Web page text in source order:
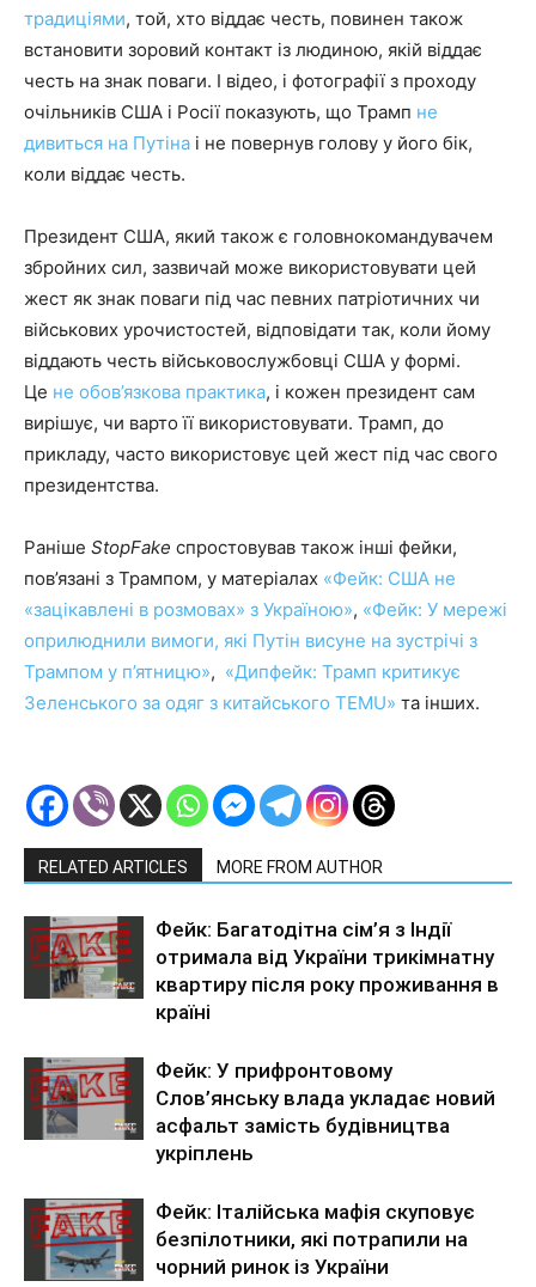
традиціями, той, хто віддає честь, повинен також
встановити зоровий контакт із людиною, якій віддає
честь на знак поваги. І відео, і фотографії з проходу
очільників США і Росії показують, що Трамп не
дивиться на Путіна і не повернув голову у його бік,
коли віддає честь.
Президент США, який також є головнокомандувачем
збройних сил, зазвичай може використовувати цей
жест як знак поваги під час певних патріотичних чи
військових урочистостей, відповідати так, коли йому
віддають честь військовослужбовці США у формі.
Це не обов’язкова практика, і кожен президент сам
вирішує, чи варто її використовувати. Трамп, до
прикладу, часто використовує цей жест під час свого
президентства.
Раніше StopFake спростовував також інші фейки,
пов’язані з Трампом, у матеріалах «Фейк: США не
«зацікавлені в розмовах» з Україною», «Фейк: У мережі
оприлюднили вимоги, які Путін висуне на зустрічі з
Трампом у п’ятницю», «Дипфейк: Трамп критикує
Зеленського за одяг з китайського TEMU» та інших.
RELATED ARTICLES MORE FROM AUTHOR
Фейк: Багатодітна сім’я з Індії
отримала від України трикімнатну
квартиру після року проживання в
країні
Фейк: У прифронтовому
Слов’янську влада укладає новий
асфальт замість будівництва
укріплень
Фейк: Італійська мафія скуповує
безпілотники, які потрапили на
чорний ринок із України